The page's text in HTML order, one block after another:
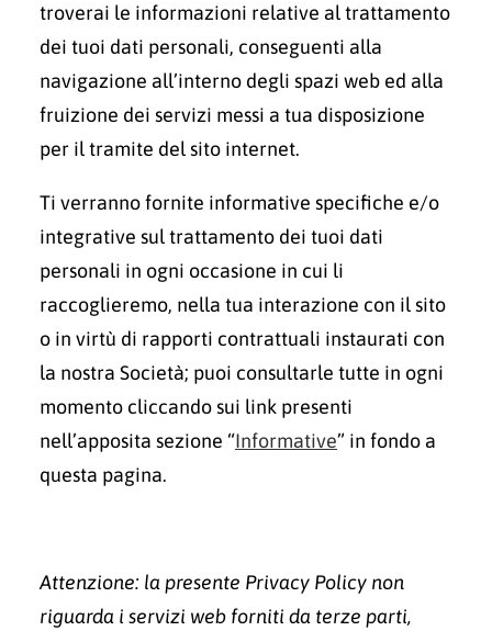
troverai le informazioni relative al trattamento
dei tuoi dati personali, conseguenti alla
navigazione all’interno degli spazi web ed alla
fruizione dei servizi messi a tua disposizione
per il tramite del sito internet.
Ti verranno fornite informative specifiche e/o
integrative sul trattamento dei tuoi dati
personali in ogni occasione in cui li
raccoglieremo, nella tua interazione con il sito
o in virtù di rapporti contrattuali instaurati con
la nostra Società; puoi consultarle tutte in ogni
momento cliccando sui link presenti
nell’apposita sezione “Informative” in fondo a
questa pagina.
Attenzione: la presente Privacy Policy non
riguarda i servizi web forniti da terze parti,